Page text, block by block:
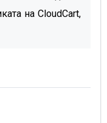
на CloudCart,